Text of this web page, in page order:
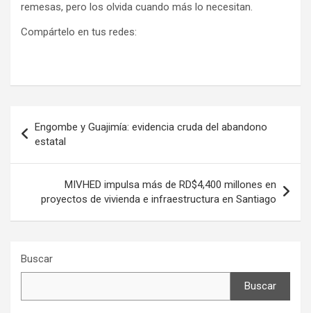
remesas, pero los olvida cuando más lo necesitan.
Compártelo en tus redes:
de
entradas
Engombe y Guajimía: evidencia cruda del abandono
estatal
MIVHED impulsa más de RD$4,400 millones en
proyectos de vivienda e infraestructura en Santiago
Buscar
Buscar